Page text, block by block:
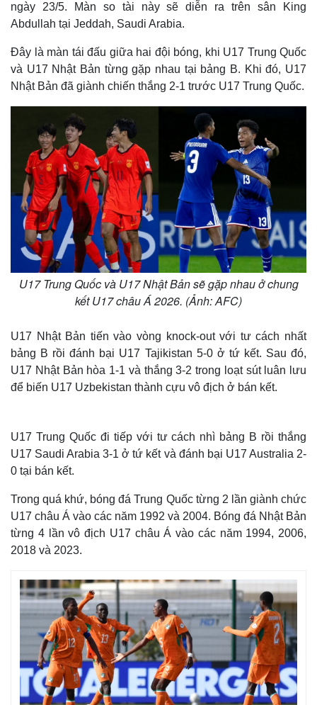
ngày 23/5. Màn so tài này sẽ diễn ra trên sân King
Abdullah tại Jeddah, Saudi Arabia.
Đây là màn tái đấu giữa hai đội bóng, khi U17 Trung Quốc
và U17 Nhật Bản từng gặp nhau tại bảng B. Khi đó, U17
Nhật Bản đã giành chiến thắng 2-1 trước U17 Trung Quốc.
U17 Trung Quốc và U17 Nhật Bản sẽ gặp nhau ở chung
kết U17 châu Á 2026. (Ảnh: AFC)
U17 Nhật Bản tiến vào vòng knock-out với tư cách nhất
bảng B rồi đánh bại U17 Tajikistan 5-0 ở tứ kết. Sau đó,
U17 Nhật Bản hòa 1-1 và thắng 3-2 trong loạt sút luân lưu
để biến U17 Uzbekistan thành cựu vô địch ở bán kết.
U17 Trung Quốc đi tiếp với tư cách nhì bảng B rồi thắng
U17 Saudi Arabia 3-1 ở tứ kết và đánh bại U17 Australia 2-
0 tại bán kết.
Trong quá khứ, bóng đá Trung Quốc từng 2 lần giành chức
U17 châu Á vào các năm 1992 và 2004. Bóng đá Nhật Bản
từng 4 lần vô địch U17 châu Á vào các năm 1994, 2006,
2018 và 2023.